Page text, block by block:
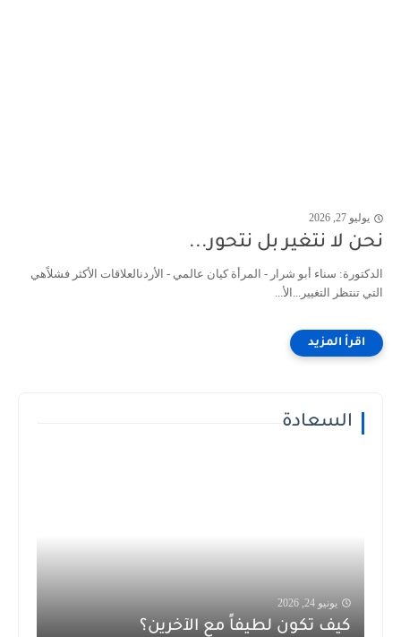
يوليو 27, 2026
نحن لا نتغير بل نتحور...
الدكتورة: سناء أبو شرار - المرأة كيان عالمي - الأردنالعلاقات الأكثر فشلاًهي
التي تنتظر التغيير...الأ...
السعادة
يونيو 24, 2026
كيف تكون لطيفاً مع الآخرين؟